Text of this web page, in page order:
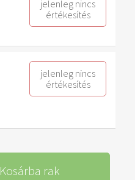
jelenleg nincs
értékesítés
jelenleg nincs
értékesítés
Kosárba rak